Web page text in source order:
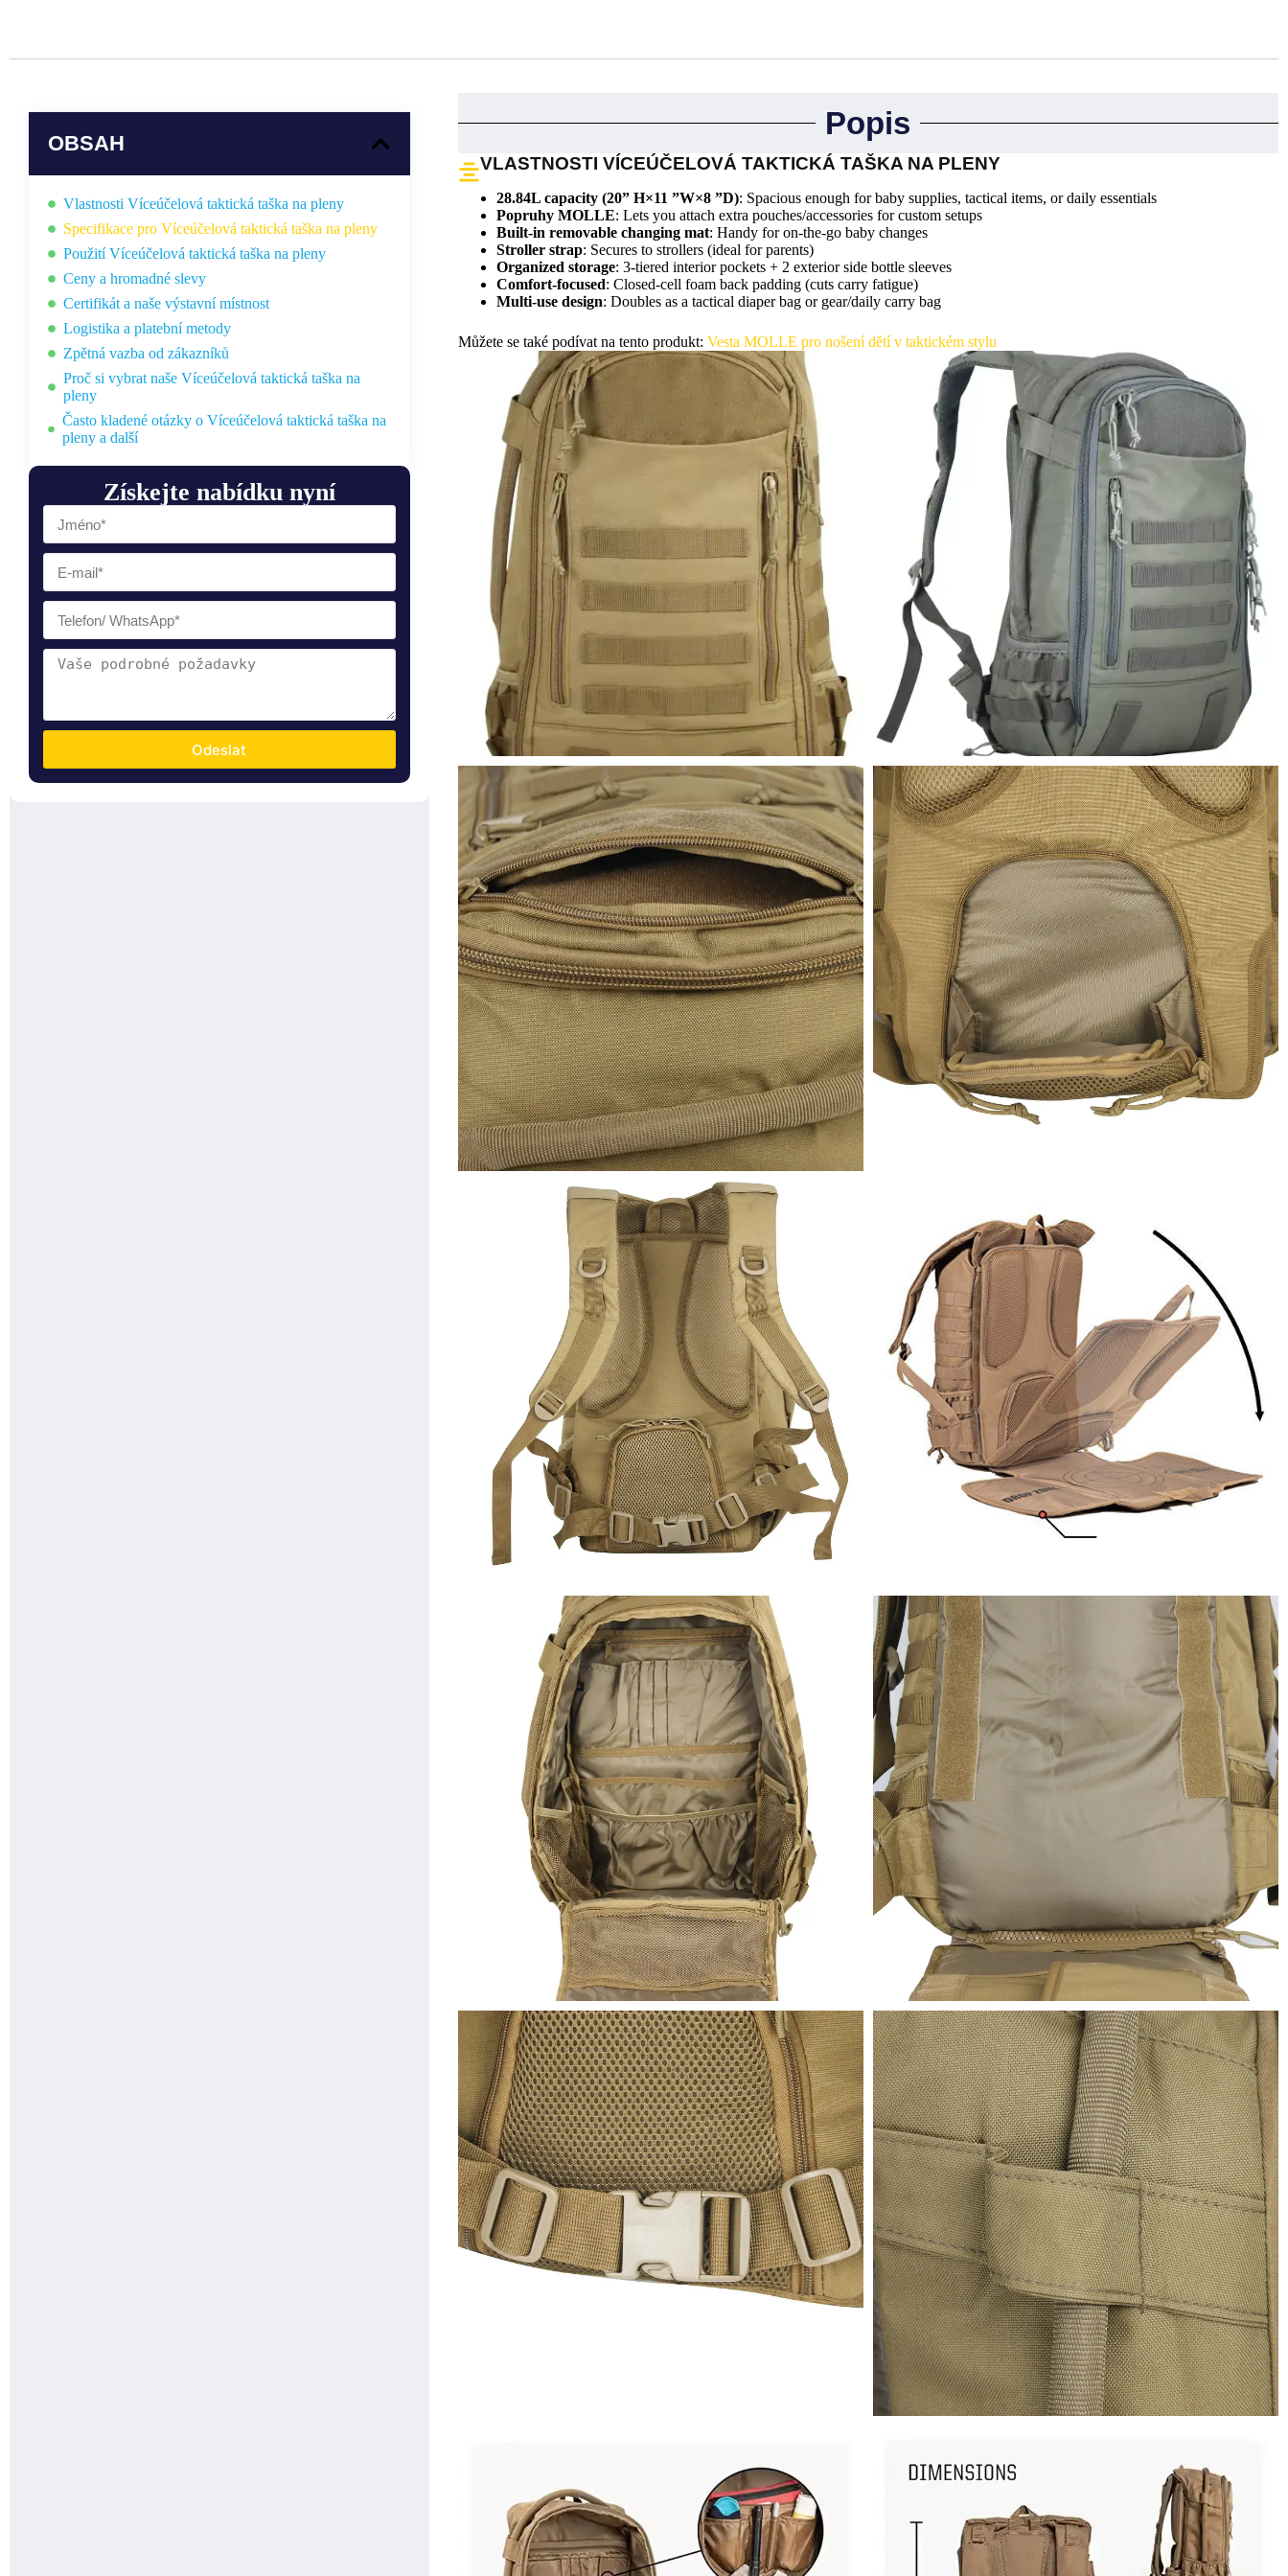
OBSAH
Vlastnosti Víceúčelová taktická taška na pleny
Specifikace pro Víceúčelová taktická taška na pleny
Použití Víceúčelová taktická taška na pleny
Ceny a hromadné slevy
Certifikát a naše výstavní místnost
Logistika a platební metody
Zpětná vazba od zákazníků
Proč si vybrat naše Víceúčelová taktická taška na
pleny
Často kladené otázky o Víceúčelová taktická taška na
pleny a další
Získejte nabídku nyní
Odeslat
Popis
VLASTNOSTI VÍCEÚČELOVÁ TAKTICKÁ TAŠKA NA PLENY
28.84L capacity (20” H×11 ”W×8 ”D): Spacious enough for baby supplies, tactical items, or daily essentials
Popruhy MOLLE: Lets you attach extra pouches/accessories for custom setups
Built-in removable changing mat: Handy for on-the-go baby changes
Stroller strap: Secures to strollers (ideal for parents)
Organized storage: 3-tiered interior pockets + 2 exterior side bottle sleeves
Comfort-focused: Closed-cell foam back padding (cuts carry fatigue)
Multi-use design: Doubles as a tactical diaper bag or gear/daily carry bag
Můžete se také podívat na tento produkt: Vesta MOLLE pro nošení dětí v taktickém stylu